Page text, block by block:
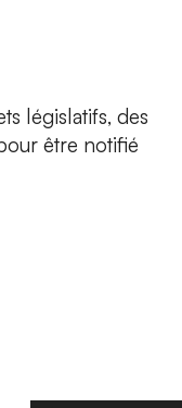
législatifs, des
être notifié